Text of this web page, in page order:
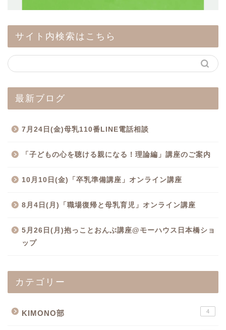
サイト内検索はこちら
最新ブログ
7月24日(金)母乳110番LINE電話相談
「子どもの心を聴ける親になる！理論編」講座のご案内
10月10日(金)「卒乳準備講座」オンライン講座
8月4日(月)「職場復帰と母乳育児」オンライン講座
5月26日(月)抱っことおんぶ講座@モーハウス日本橋ショ
ップ
カテゴリー
KIMONO部 4